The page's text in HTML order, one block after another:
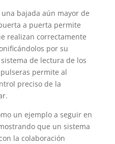
bajada aún mayor de
a puerta permite
realizan correctamente
por su
de lectura de los
permite al
preciso de la
un ejemplo a seguir en
que un sistema
la colaboración